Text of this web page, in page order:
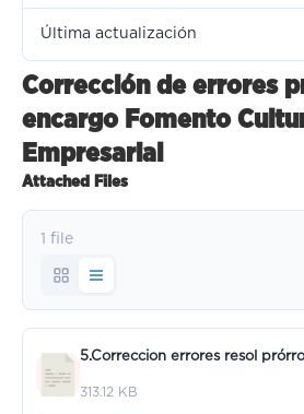
Última actualización
Corrección de errores
encargo Fomento
Empresarial
Attached Files
1 file
5.Correccion errores resol
313.12 KB